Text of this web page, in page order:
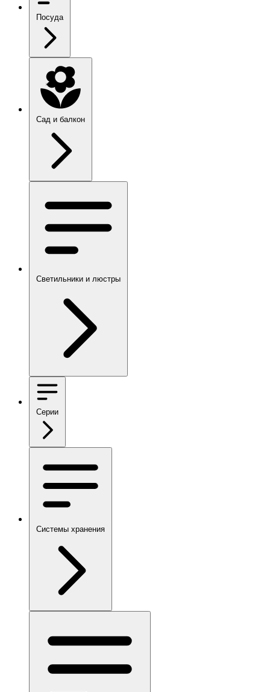
Посуда
Сад и балкон
Светильники и люстры
Серии
Системы хранения